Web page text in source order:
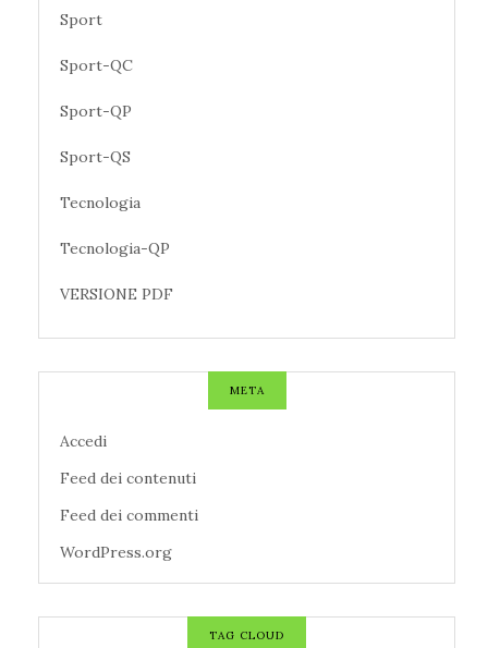
Sport
Sport-QC
Sport-QP
Sport-QS
Tecnologia
Tecnologia-QP
VERSIONE PDF
META
Accedi
Feed dei contenuti
Feed dei commenti
WordPress.org
TAG CLOUD